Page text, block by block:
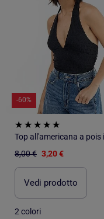
-60%
8,00 € 3,20 €
Vedi prodotto
2 colori